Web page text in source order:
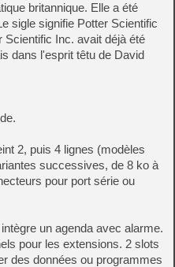
britannique. Elle a été
sigle signifie Potter Scientific
Scientific Inc. avait déjà été
dans l'esprit têtu de David
2, puis 4 lignes (modèles
successives, de 8 ko à
pour port série ou
un agenda avec alarme.
pour les extensions. 2 slots
des données ou programmes